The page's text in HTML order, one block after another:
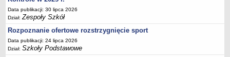
Zarządzenia
Rejestry, ewidencje, archiwa
Kontrole
PONOWNE WYKORZYSTYWANIE
Data publikacji: 30 lipca 2026
Dział:Zespoły Szkół
Rozpoznanie ofertowe rozstrzygnięcie sport
Data publikacji: 24 lipca 2026
Dział:Szkoły Podstawowe